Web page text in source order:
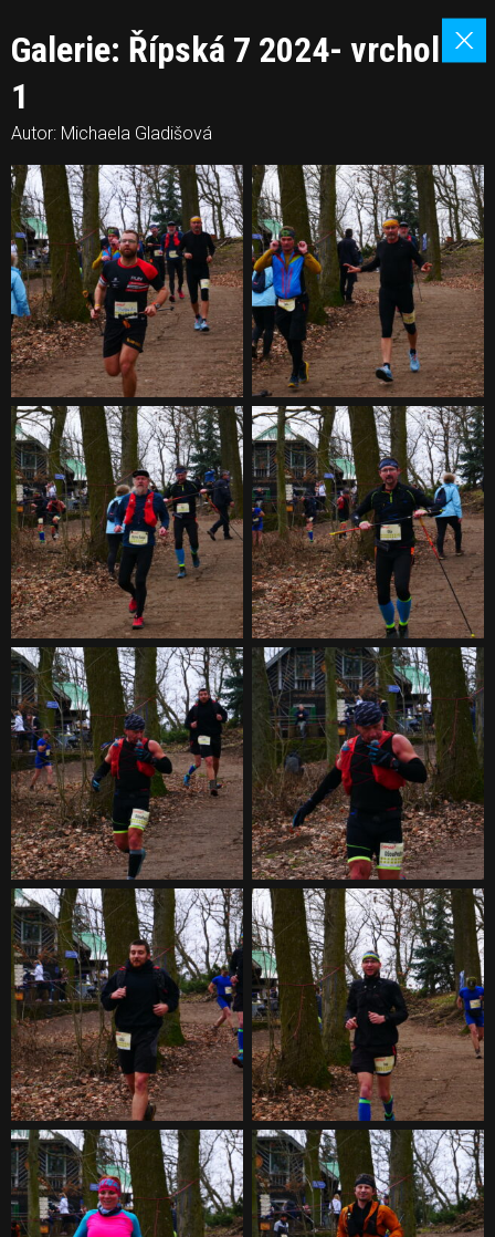
Galerie: Řípská 7 2024- vrchol
1
Autor: Michaela Gladišová